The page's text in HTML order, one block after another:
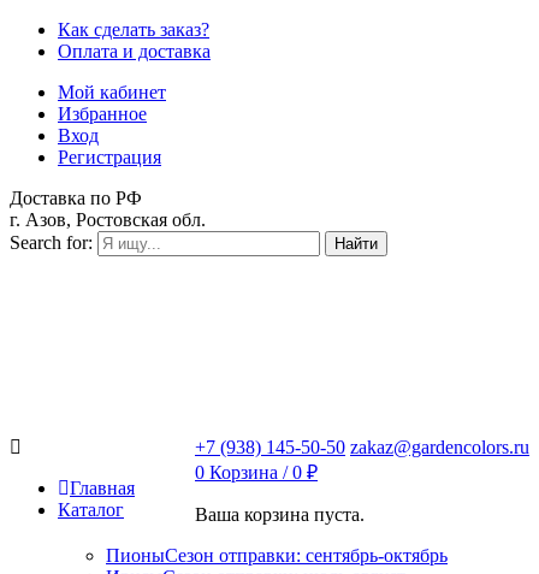
Как сделать заказ?
Оплата и доставка
Мой кабинет
Избранное
Вход
Регистрация
Доставка по РФ
г. Азов, Ростовская обл.
Search for:
Найти
+7 (938) 145-50-50 zakaz@gardencolors.ru
0 Корзина /0 ₽
Ваша корзина пуста.
Главная
Каталог
ПионыСезон отправки: сентябрь-октябрь